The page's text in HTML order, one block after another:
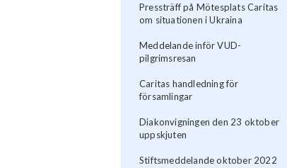
Pressträff på Mötesplats Caritas
om situationen i Ukraina
Meddelande inför VUD-
pilgrimsresan
Caritas handledning för
församlingar
Diakonvigningen den 23 oktober
uppskjuten
Stiftsmeddelande oktober 2022